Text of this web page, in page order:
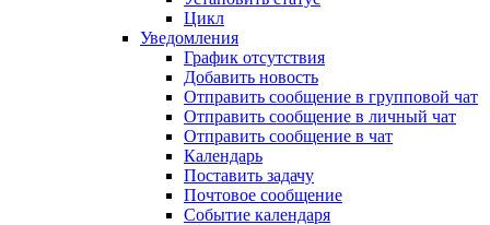
Цикл
Уведомления
График отсутствия
Добавить новость
Отправить сообщение в групповой чат
Отправить сообщение в личный чат
Отправить сообщение в чат
Календарь
Поставить задачу
Почтовое сообщение
Событие календаря